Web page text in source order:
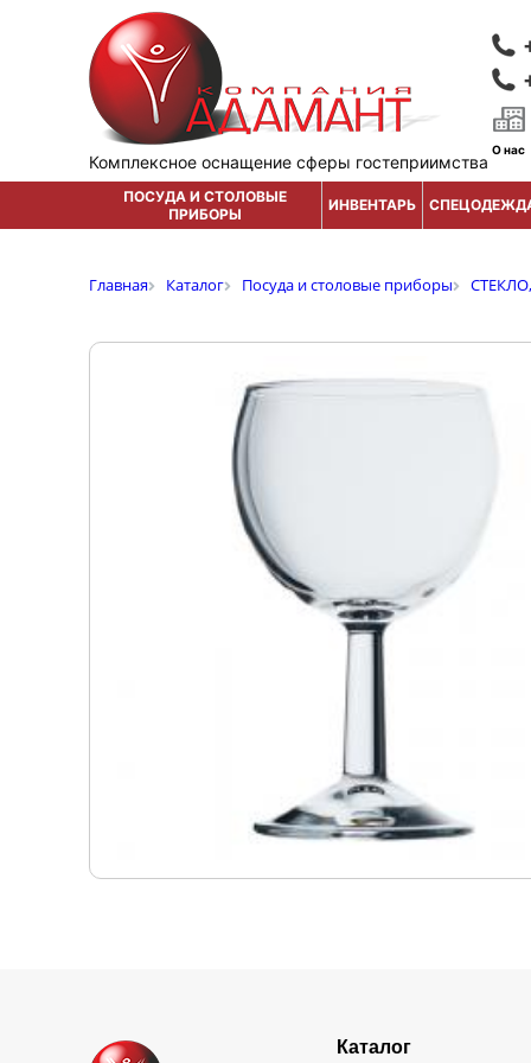
Комплексное оснащение сферы гостеприимства
О нас
ПОСУДА И СТОЛОВЫЕ
ПРИБОРЫ
ИНВЕНТАРЬ
Главная Каталог Посуда и столовые приборы
Каталог